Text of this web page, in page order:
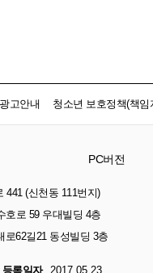
광고안내 청소년 보호정책(책임
PC버전
(신천동 111번지)
로 59 우대빌딩 4층
62길21 동성빌딩 3층
등록일자 2017.05.23